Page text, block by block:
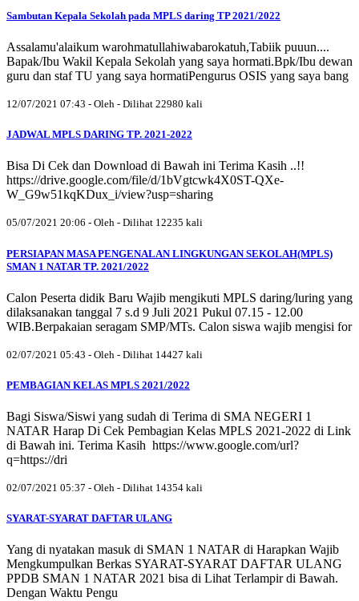
Sambutan Kepala Sekolah pada MPLS daring TP 2021/2022
Assalamu'alaikum warohmatullahiwabarokatuh,Tabiik puuun....
Bapak/Ibu Wakil Kepala Sekolah yang saya hormati.Bpk/Ibu dewan
guru dan staf TU yang saya hormatiPengurus OSIS yang saya bang
12/07/2021 07:43 - Oleh - Dilihat 22980 kali
JADWAL MPLS DARING TP. 2021-2022
Bisa Di Cek dan Download di Bawah ini Terima Kasih ..!!
https://drive.google.com/file/d/1bVgtcwk4X0ST-QXe-
W_G9w51kqKDux_i/view?usp=sharing
05/07/2021 20:06 - Oleh - Dilihat 12235 kali
PERSIAPAN MASA PENGENALAN LINGKUNGAN SEKOLAH(MPLS)
SMAN 1 NATAR TP. 2021/2022
Calon Peserta didik Baru Wajib mengikuti MPLS daring/luring yang
dilaksanakan tanggal 7 s.d 9 Juli 2021 Pukul 07.15 - 12.00
WIB.Berpakaian seragam SMP/MTs. Calon siswa wajib mengisi for
02/07/2021 05:43 - Oleh - Dilihat 14427 kali
PEMBAGIAN KELAS MPLS 2021/2022
Bagi Siswa/Siswi yang sudah di Terima di SMA NEGERI 1
NATAR Harap Di Cek Pembagian Kelas MPLS 2021-2022 di Link
di Bawah ini. Terima Kasih https://www.google.com/url?
q=https://dri
02/07/2021 05:37 - Oleh - Dilihat 14354 kali
SYARAT-SYARAT DAFTAR ULANG
Yang di nyatakan masuk di SMAN 1 NATAR di Harapkan Wajib
Mengkumpulkan Berkas SYARAT-SYARAT DAFTAR ULANG
PPDB SMAN 1 NATAR 2021 bisa di Lihat Terlampir di Bawah.
Dengan Waktu Pengu